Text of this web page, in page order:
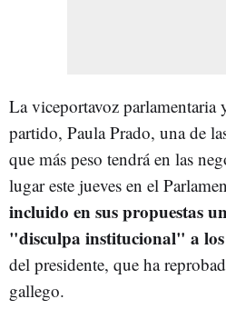
La viceportavoz parlamentaria
partido, Paula Prado, una de
que más peso tendrá en las
lugar este jueves en el
incluido en sus propuestas
"disculpa institucional" a
del presidente, que ha
gallego.